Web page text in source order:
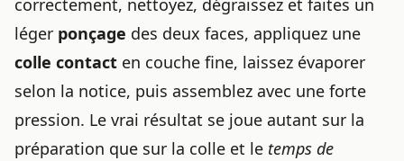
correctement, nettoyez, dégraissez et faites un
léger ponçage des deux faces, appliquez une
colle contact en couche fine, laissez évaporer
selon la notice, puis assemblez avec une forte
pression. Le vrai résultat se joue autant sur la
préparation que sur la colle et le temps de